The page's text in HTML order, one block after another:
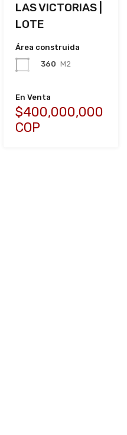
LAS VICTORIAS |
LOTE
Área construida
360 M2
En Venta
$400,000,000
COP